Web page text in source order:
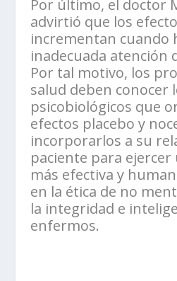
Por último, el doctor
advirtió que los
incrementan cuando
inadecuada atención
Por tal motivo, los
salud deben conocer
psicobiológicos que
efectos placebo y
incorporarlos a su
paciente para ejercer
más efectiva y
en la ética de no
la integridad e
enfermos.